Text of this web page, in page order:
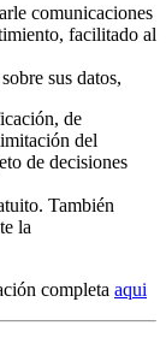
comunicaciones
facilitado al
sus datos,
de
del
de decisiones
También
la
completa aqui